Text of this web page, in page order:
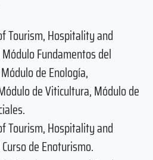
Tourism, Hospitality and
Fundamentos del
de Enología,
de Viticultura, Módulo de
Tourism, Hospitality and
de Enoturismo.